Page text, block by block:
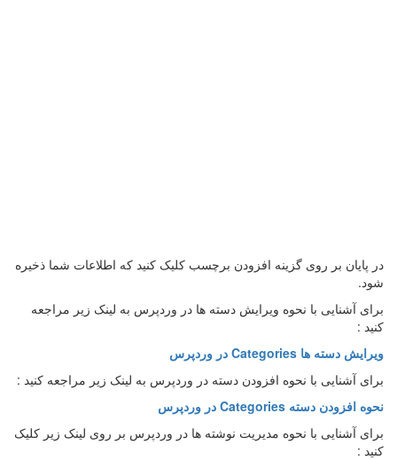
در پایان بر روی گزینه افزودن برچسب کلیک کنید که اطلاعات شما ذخیره
شود.
برای آشنایی با نحوه ویرایش دسته ها در وردپرس به لینک زیر مراجعه
کنید :
ویرایش دسته ها Categories در وردپرس
برای آشنایی با نحوه افزودن دسته در وردپرس به لینک زیر مراجعه کنید :
نحوه افزودن دسته Categories در وردپرس
برای آشنایی با نحوه مدیریت نوشته ها در وردپرس بر روی لینک زیر کلیک
کنید :